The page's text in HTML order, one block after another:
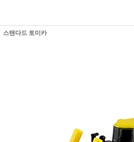
스탠다드 토미카